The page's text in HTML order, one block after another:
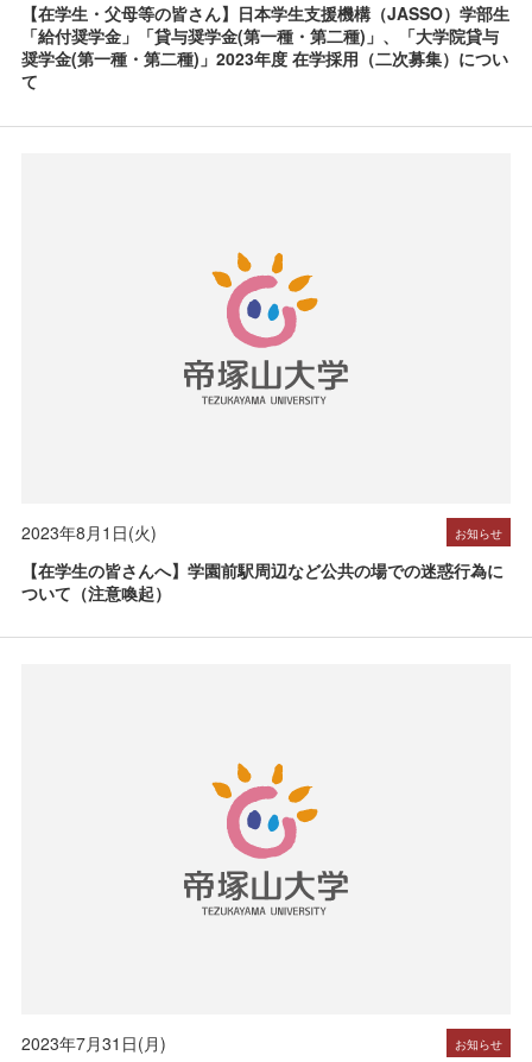
【在学生・父母等の皆さん】日本学生支援機構（JASSO）学部生
「給付奨学金」「貸与奨学金(第一種・第二種)」、「大学院貸与
奨学金(第一種・第二種)」2023年度 在学採用（二次募集）につい
て
2023年8月1日(火) お知らせ
【在学生の皆さんへ】学園前駅周辺など公共の場での迷惑行為に
ついて（注意喚起）
2023年7月31日(月) お知らせ